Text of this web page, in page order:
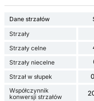
Dane strzałów
Strzały
Strzały celne
Strzały niecelne
Strzał w słupek
Współczynnik
konwersji strzałów